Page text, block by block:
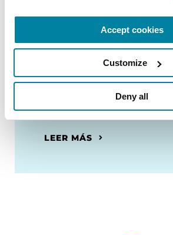
Accept cookies
Customize
Deny all
Recursos en español
Descubre nuestros recursos
disponibles en español.
LEER MÁS